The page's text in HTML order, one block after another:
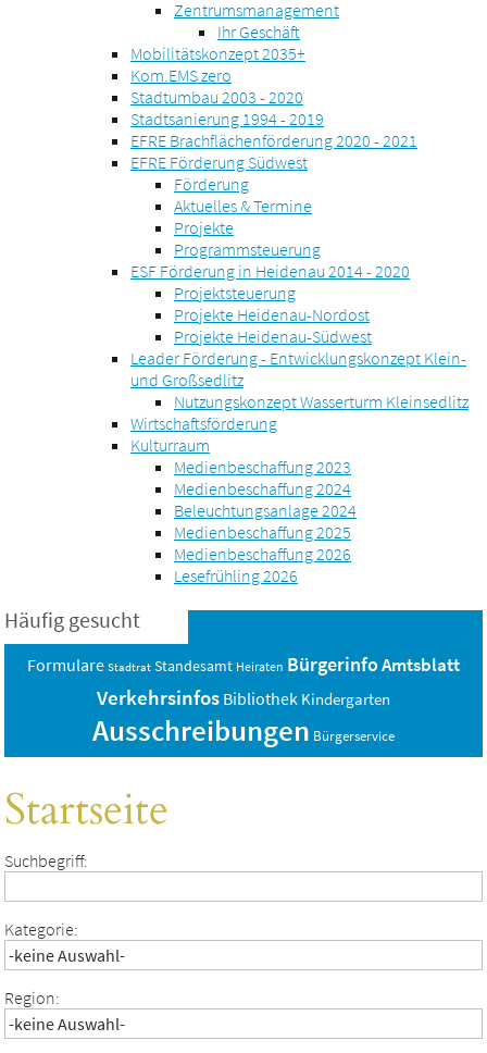
Zentrumsmanagement
Ihr Geschäft
Mobilitätskonzept 2035+
Kom.EMS zero
Stadtumbau 2003 - 2020
Stadtsanierung 1994 - 2019
EFRE Brachflächenförderung 2020 - 2021
EFRE Förderung Südwest
Förderung
Aktuelles & Termine
Projekte
Programmsteuerung
ESF Förderung in Heidenau 2014 - 2020
Projektsteuerung
Projekte Heidenau-Nordost
Projekte Heidenau-Südwest
Leader Förderung - Entwicklungskonzept Klein-
und Großsedlitz
Nutzungskonzept Wasserturm Kleinsedlitz
Wirtschaftsförderung
Kulturraum
Medienbeschaffung 2023
Medienbeschaffung 2024
Beleuchtungsanlage 2024
Medienbeschaffung 2025
Medienbeschaffung 2026
Lesefrühling 2026
Häufig gesucht
Formulare Stadtrat Standesamt Heiraten BürgerinfoAmtsblatt
Verkehrsinfos Bibliothek Kindergarten
Ausschreibungen Bürgerservice
Startseite
Suchbegriff:
Kategorie:
Region: